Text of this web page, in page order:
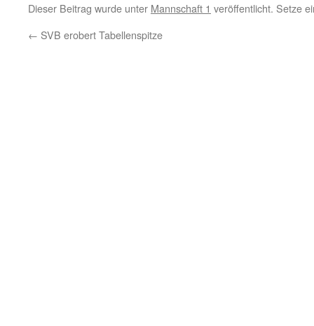
Dieser Beitrag wurde unter Mannschaft 1 veröffentlicht. Setze
← SVB erobert Tabellenspitze